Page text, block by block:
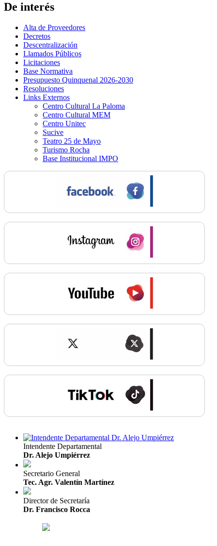
De interés
Alta de Proveedores
Decretos
Descentralización
Llamados Públicos
Licitaciones
Base Normativa
Presupuesto Quinquenal 2026-2030
Resoluciones
Links Externos
Centro Cultural La Paloma
Centro Cultural MEM
Centro Unitec
Sucive
Teatro 25 de Mayo
Turismo Rocha
Base Institucional IMPO
Intendente Departamental
Dr. Alejo Umpiérrez
Secretario General
Tec. Agr. Valentín Martínez
Director de Secretaría
Dr. Francisco Rocca